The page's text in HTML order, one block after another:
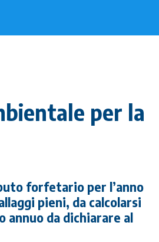
per la
forfetario per l’anno
pieni, da calcolarsi
da dichiarare al